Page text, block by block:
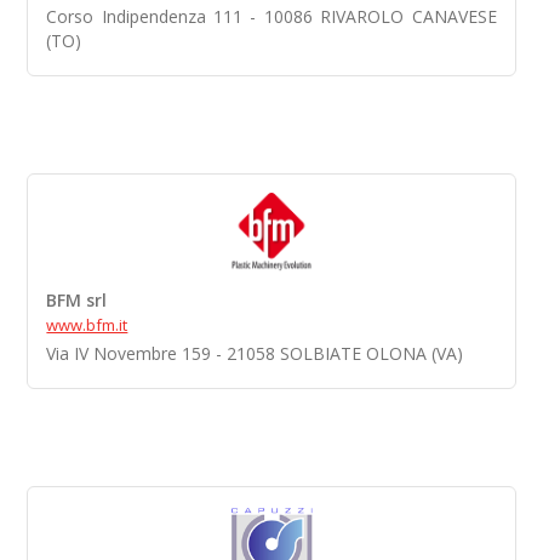
Corso Indipendenza 111 - 10086 RIVAROLO CANAVESE
(TO)
BFM srl
www.bfm.it
Via IV Novembre 159 - 21058 SOLBIATE OLONA (VA)